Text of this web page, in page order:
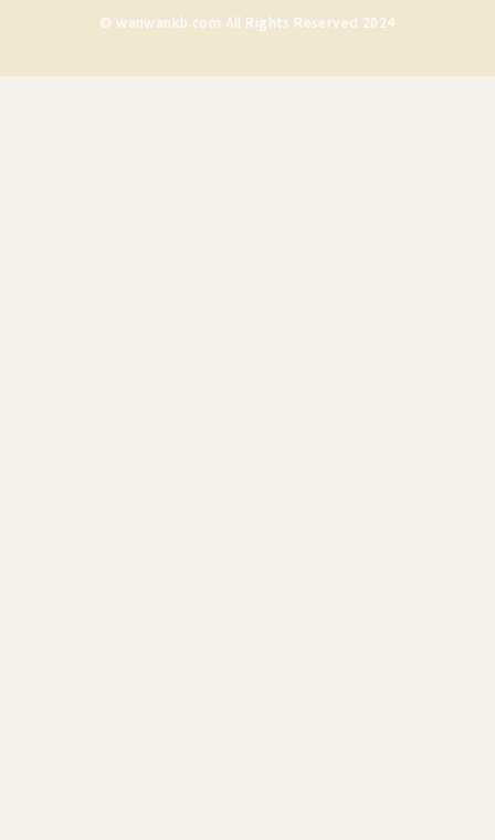
© wanwankb.com All Rights Reserved 2024